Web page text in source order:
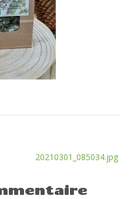
20210301_085034.jpg